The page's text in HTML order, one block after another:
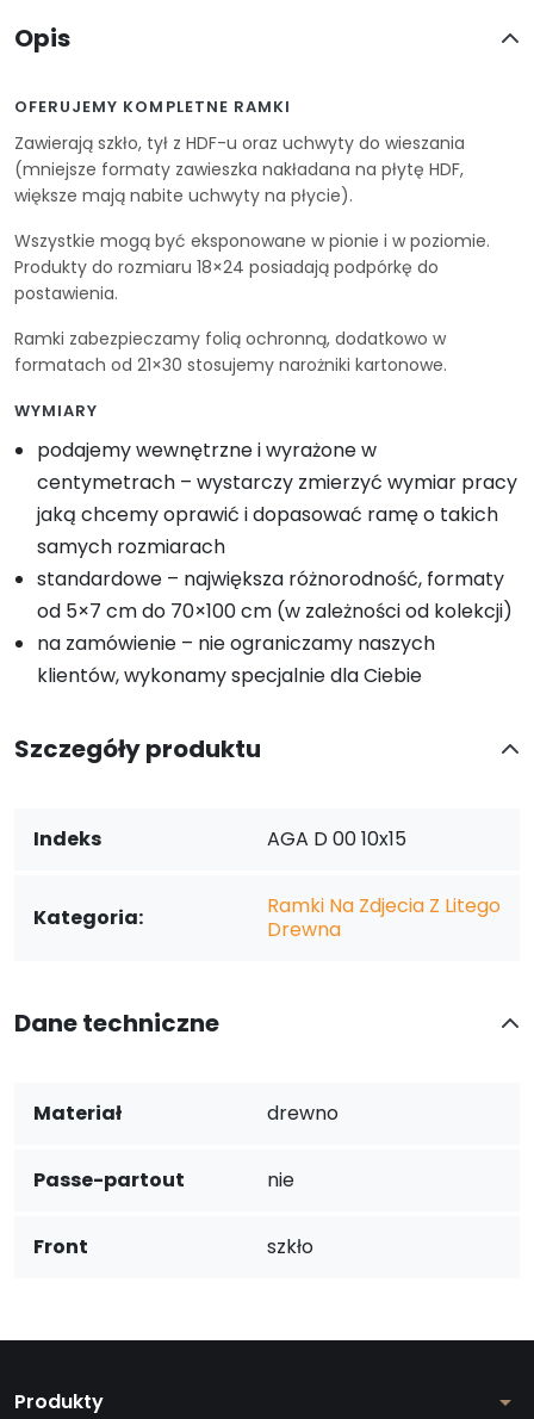
Opis
OFERUJEMY KOMPLETNE RAMKI
Zawierają szkło, tył z HDF-u oraz uchwyty do wieszania
(mniejsze formaty zawieszka nakładana na płytę HDF,
większe mają nabite uchwyty na płycie).
Wszystkie mogą być eksponowane w pionie i w poziomie.
Produkty do rozmiaru 18×24 posiadają podpórkę do
postawienia.
Ramki zabezpieczamy folią ochronną, dodatkowo w
formatach od 21×30 stosujemy narożniki kartonowe.
WYMIARY
podajemy wewnętrzne i wyrażone w
centymetrach – wystarczy zmierzyć wymiar pracy
jaką chcemy oprawić i dopasować ramę o takich
samych rozmiarach
standardowe – największa różnorodność, formaty
od 5×7 cm do 70×100 cm (w zależności od kolekcji)
na zamówienie – nie ograniczamy naszych
klientów, wykonamy specjalnie dla Ciebie
Szczegóły produktu
Indeks AGA D 00 10x15
Kategoria:
Ramki Na Zdjecia Z Litego
Drewna
Dane techniczne
Materiał drewno
Passe-partout nie
Front szkło
Produkty arrow_drop_down